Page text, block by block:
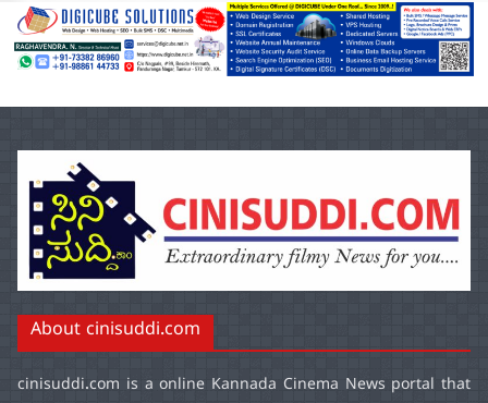
About cinisuddi.com
cinisuddi.com is a online Kannada Cinema News portal that